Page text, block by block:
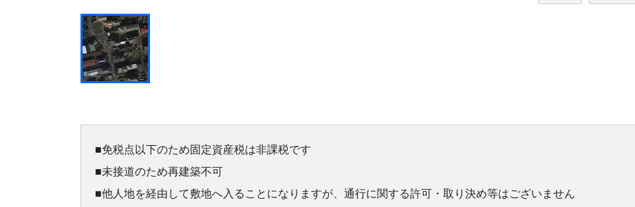
■免税点以下のため固定資産税は非課税です
■未接道のため再建築不可
■他人地を経由して敷地へ入ることになりますが、通行に関する許可・取り決め等はございません